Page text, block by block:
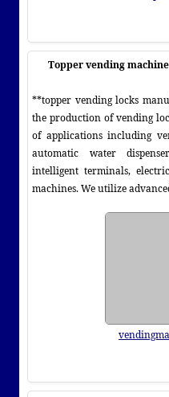
Topper vending
**topper vending locks
the production of vending
of applications including
automatic water
intelligent terminals,
machines. We utilize